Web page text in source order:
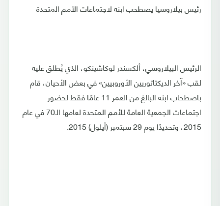
رئيس بيلاروسيا يصطحب ابنه لاجتماعات الأمم المتحدة
الرئيس البيلاروسي، ألكسندر لوكاشينكو، الذي يُطلق عليه
لقب «آخر الديكتاتوريين الأوروبيين» في بعض الأحيان، قام
باصطحاب ابنه البالغ من العمر 11 عامًا فقط لحضور
اجتماعات الجمعية العامة للأمم المتحدة لعامها الـ70 في عام
2015، وتحديدًا يوم 29 سبتمبر (أيلول) 2015.